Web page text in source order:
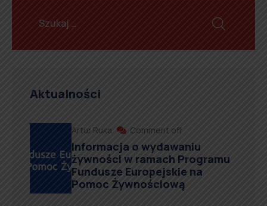
Aktualności
Artur Ruka Comment off
Informacja o wydawaniu
żywności w ramach Programu
Fundusze Europejskie na
Pomoc Żywnościową